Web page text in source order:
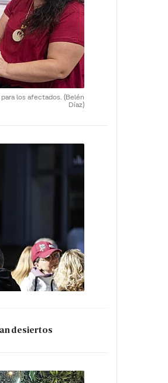
los afectados. (Belén
Díaz)
desiertos